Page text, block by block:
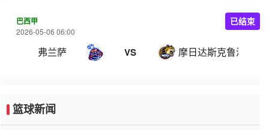
巴西甲
2026-05-06 06:00
弗兰萨 VS 摩日达斯克鲁济斯
已结束
篮球新闻